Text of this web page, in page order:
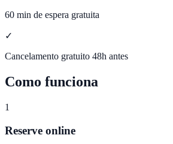
60 min de espera gratuita
✓
Cancelamento gratuito 48h antes
Como funciona
1
Reserve online